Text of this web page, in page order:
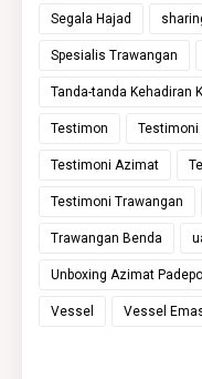
Segala Hajad
Spesialis Trawangan
Tanda-tanda Kehadiran
Testimon Testimoni
Testimoni Azimat
Testimoni Trawangan
Trawangan Benda
Unboxing Azimat
Vessel Vessel